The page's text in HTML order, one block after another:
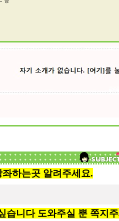
하는곳 알려주세요.
습니다 도와주실 뿐 쪽지